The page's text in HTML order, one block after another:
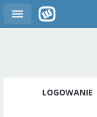
LOGOWANIE